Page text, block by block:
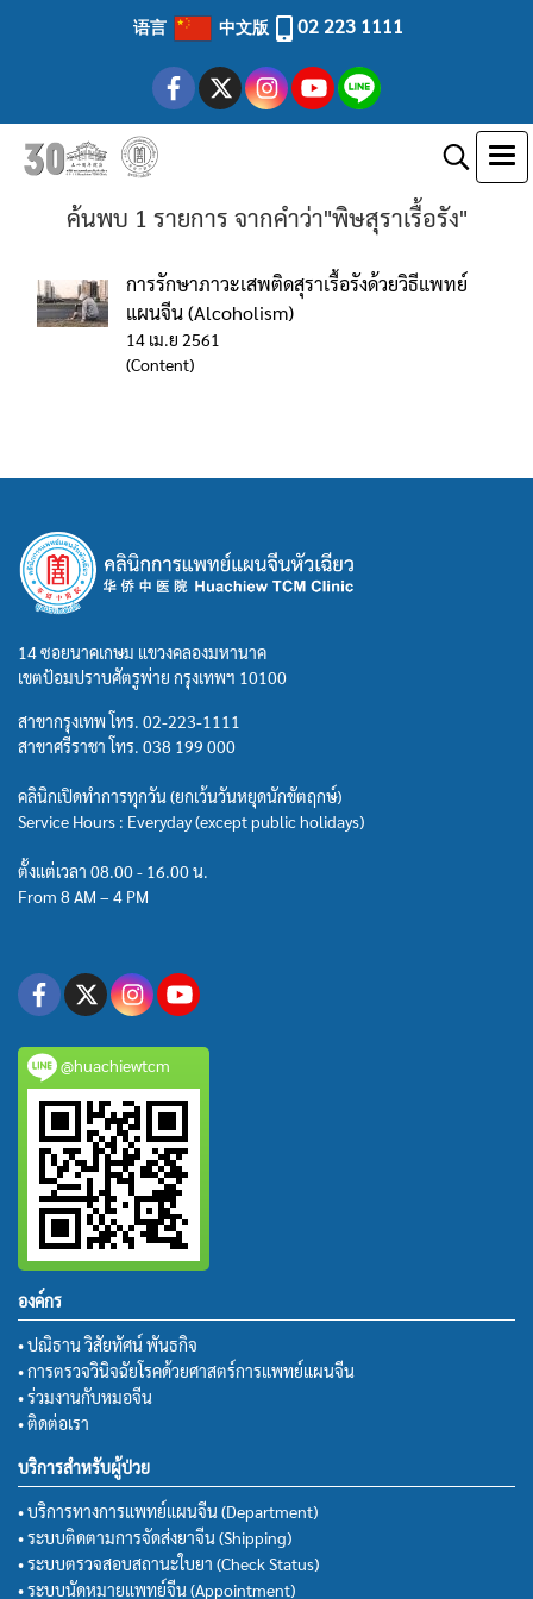
语言 中文版 02 223 1111
ค้นพบ 1 รายการ จากคำว่า"พิษสุราเรื้อรัง"
การรักษาภาวะเสพติดสุราเรื้อรังด้วยวิธีแพทย์
แผนจีน (Alcoholism)
14 เม.ย 2561
(Content)
14 ซอยนาคเกษม แขวงคลองมหานาค
เขตป้อมปราบศัตรูพ่าย กรุงเทพฯ 10100
สาขากรุงเทพ โทร. 02-223-1111
สาขาศรีราชา โทร. 038 199 000
คลินิกเปิดทำการทุกวัน (ยกเว้นวันหยุดนักขัตฤกษ์)
Service Hours : Everyday (except public holidays)
ตั้งแต่เวลา 08.00 - 16.00 น.
From 8 AM – 4 PM
@huachiewtcm
องค์กร
• ปณิธาน วิสัยทัศน์ พันธกิจ
• การตรวจวินิจฉัยโรคด้วยศาสตร์การแพทย์แผนจีน
• ร่วมงานกับหมอจีน
• ติดต่อเรา
บริการสำหรับผู้ป่วย
• บริการทางการแพทย์แผนจีน (Department)
• ระบบติดตามการจัดส่งยาจีน (Shipping)
• ระบบตรวจสอบสถานะใบยา (Check Status)
• ระบบนัดหมายแพทย์จีน (Appointment)